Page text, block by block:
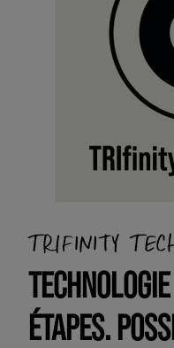
TRIFINITY
ÉTAPES.